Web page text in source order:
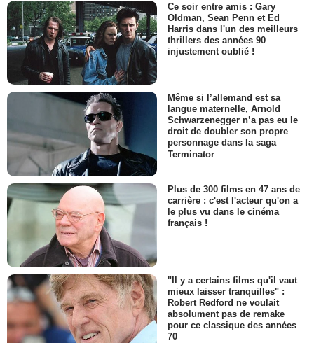
Ce soir entre amis : Gary
Oldman, Sean Penn et Ed
Harris dans l'un des meilleurs
thrillers des années 90
injustement oublié !
Même si l’allemand est sa
langue maternelle, Arnold
Schwarzenegger n’a pas eu le
droit de doubler son propre
personnage dans la saga
Terminator
Plus de 300 films en 47 ans de
carrière : c'est l'acteur qu'on a
le plus vu dans le cinéma
français !
"Il y a certains films qu'il vaut
mieux laisser tranquilles" :
Robert Redford ne voulait
absolument pas de remake
pour ce classique des années
70